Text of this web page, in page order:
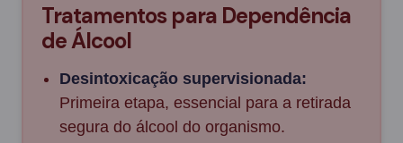
Tratamentos para Dependência
de Álcool
Desintoxicação supervisionada:
Primeira etapa, essencial para a retirada
segura do álcool do organismo.